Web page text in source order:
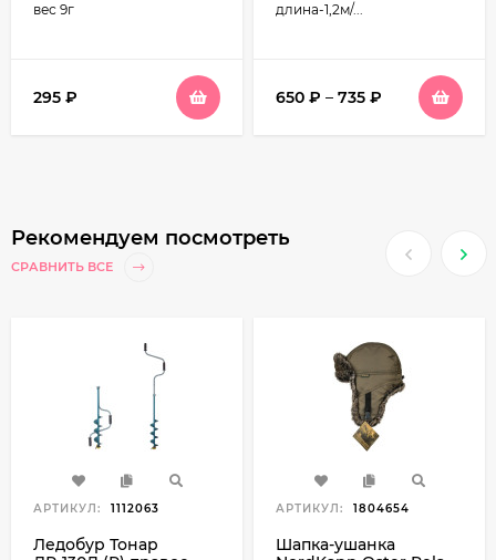
вес 9г
295 ₽
длина-1,2м/...
650 ₽ – 735 ₽
Рекомендуем посмотреть
СРАВНИТЬ ВСЕ
АРТИКУЛ: 1112063
Ледобур Тонар
АРТИКУЛ: 1804654
Шапка-ушанка